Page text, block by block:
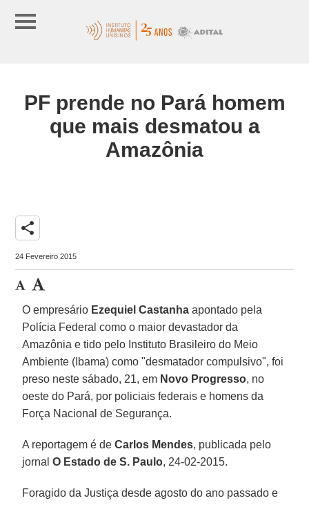
PF prende no Pará homem
que mais desmatou a
Amazônia
share
24 Fevereiro 2015
O empresário Ezequiel Castanha apontado pela
Polícia Federal como o maior devastador da
Amazônia e tido pelo Instituto Brasileiro do Meio
Ambiente (Ibama) como "desmatador compulsivo", foi
preso neste sábado, 21, em Novo Progresso, no
oeste do Pará, por policiais federais e homens da
Força Nacional de Segurança.
A reportagem é deCarlos Mendes, publicada pelo
jornalO Estado de S. Paulo, 24-02-2015.
Foragido da Justiça desde agosto do ano passado e